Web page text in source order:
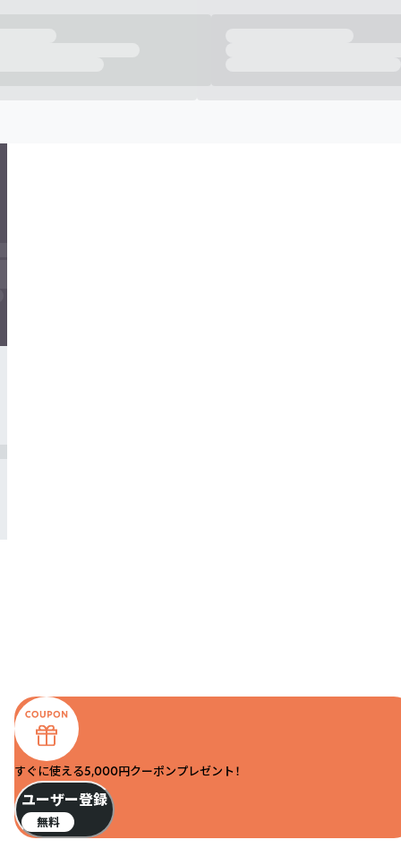
すぐに使える5,000円クーポンプレゼント！
ユーザー登録
無料